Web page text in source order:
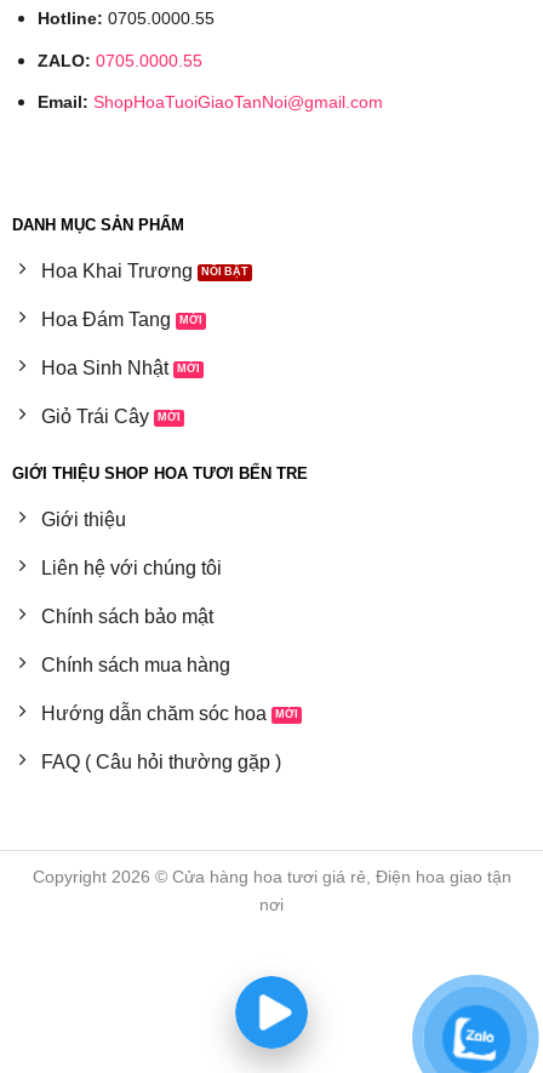
Hotline: 0705.0000.55
ZALO: 0705.0000.55
Email: ShopHoaTuoiGiaoTanNoi@gmail.com
DANH MỤC SẢN PHẨM
Hoa Khai Trương
Hoa Đám Tang
Hoa Sinh Nhật
Giỏ Trái Cây
GIỚI THIỆU SHOP HOA TƯƠI BẾN TRE
Giới thiệu
Liên hệ với chúng tôi
Chính sách bảo mật
Chính sách mua hàng
Hướng dẫn chăm sóc hoa
FAQ ( Câu hỏi thường gặp )
Copyright 2026 © Cửa hàng hoa tươi giá rẻ, Điện hoa giao tận
nơi